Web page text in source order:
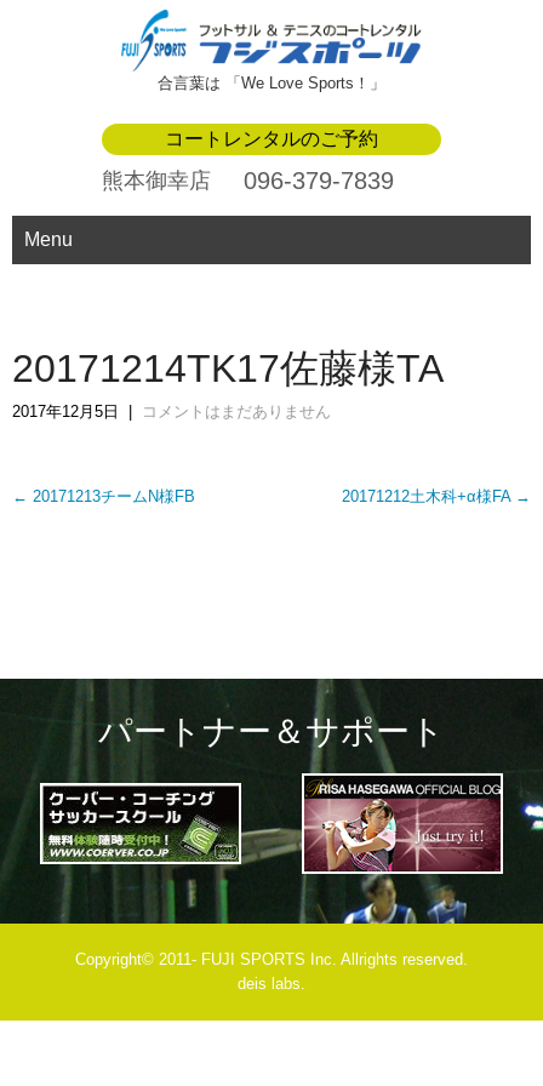
合言葉は 「We Love Sports！」
コートレンタルのご予約
熊本御幸店 096-379-7839
Menu
20171214TK17佐藤様TA
2017年12月5日 コメントはまだありません
Post
← 20171213チームN様FB 20171212土木科+α様FA →
パートナー＆サポート
Copyright© 2011- FUJI SPORTS Inc. Allrights reserved.
deis labs.